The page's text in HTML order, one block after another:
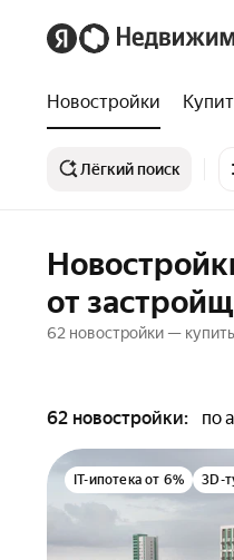
Новостройки
Лёгкий поиск
от
62 новостройки —
62 новостройки: по
IT-ипотека от 6% 3D-